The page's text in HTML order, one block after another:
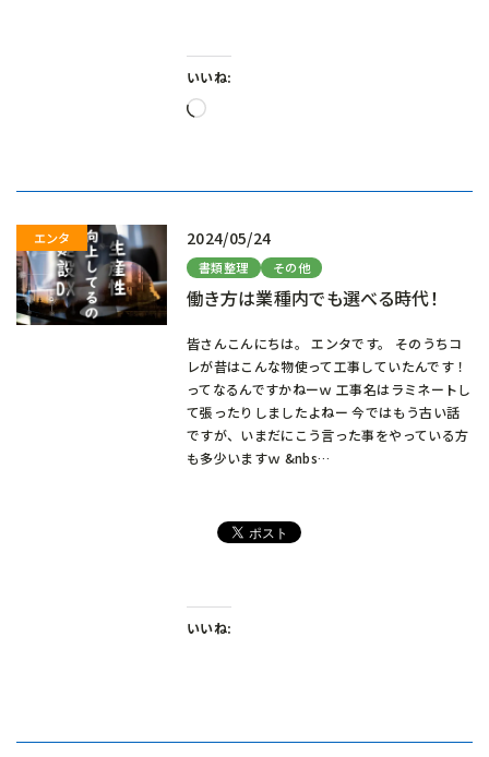
いいね:
読
2024/05/24
書類整理 その他
働き方は業種内でも選べる時代！
皆さんこんにちは。 エンタです。 そのうちコ
レが昔はこんな物使って工事していたんです！
ってなるんですかねーｗ 工事名はラミネートし
て張ったりしましたよねー 今ではもう古い話
ですが、いまだにこう言った事をやっている方
も多少いますｗ &nbs…
いいね: